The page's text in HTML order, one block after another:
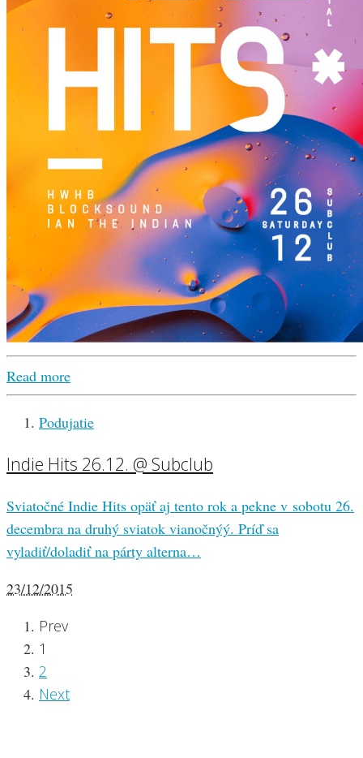
Read more
Podujatie
Indie Hits 26.12. @ Subclub
Sviatočné Indie Hits opäť aj tento rok a pekne v sobotu 26.
decembra na druhý sviatok vianočnýý. Príď sa
vyladiť/doladiť na párty alterna…
23/12/2015
Prev
1
2
Next